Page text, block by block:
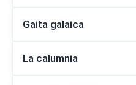
Gaita galaica
La calumnia